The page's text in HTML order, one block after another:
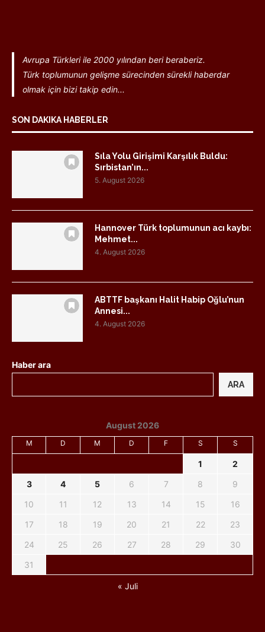
Avrupa Türkleri ile 2000 yılından beri beraberiz.
Türk toplumunun gelişme sürecinden sürekli haberdar
olmak için bizi takip edin...
SON DAKIKA HABERLER
Sıla Yolu Girişimi Karşılık Buldu:
Sırbistan’ın...
5. August 2026
Hannover Türk toplumunun acı kaybı:
Mehmet...
4. August 2026
ABTTF başkanı Halit Habip Oğlu’nun
Annesi...
4. August 2026
Haber ara
ARA
August 2026
M D M D F S S
1
2
3
4 5 6 7 8
9
10
11 12 13 14 15
16
17
18 19 20 21 22
23
24
25 26 27 28 29
30
31
« Juli